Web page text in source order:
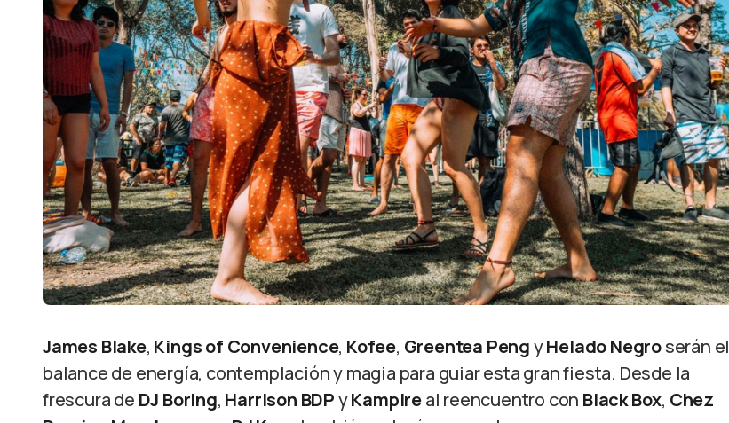
James Blake, Kings of Convenience, Kofee, Greentea PengyHelado Negroserán el
balance de energía, contemplación y magia para guiar esta gran fiesta. Desde la
frescura de DJ Boring, Harrison BDPyKampireal reencuentro con Black Box, Chez